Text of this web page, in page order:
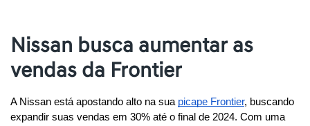
Nissan busca aumentar as
vendas da Frontier
A Nissan está apostando alto na sua picape Frontier, buscando
expandir suas vendas em 30% até o final de 2024. Com uma